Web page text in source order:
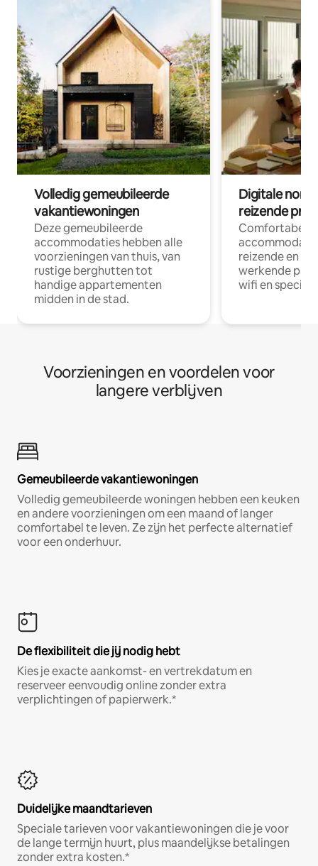
Volledig gemeubileerde
vakantiewoningen
Deze gemeubileerde
accommodaties hebben alle
voorzieningen van thuis, van
rustige berghutten tot
handige appartementen
midden in de stad.
Digitale
reizende
Comfortabele
reizende en
werkende
wifi en
Voorzieningen en voordelen voor
langere verblijven
Gemeubileerde vakantiewoningen
Volledig gemeubileerde woningen hebben een keuken
en andere voorzieningen om een maand of langer
comfortabel te leven. Ze zijn het perfecte alternatief
voor een onderhuur.
De flexibiliteit die jij nodig hebt
Kies je exacte aankomst- en vertrekdatum en
reserveer eenvoudig online zonder extra
verplichtingen of papierwerk.*
Duidelijke maandtarieven
Speciale tarieven voor vakantiewoningen die je voor
de lange termijn huurt, plus maandelijkse betalingen
zonder extra kosten.*